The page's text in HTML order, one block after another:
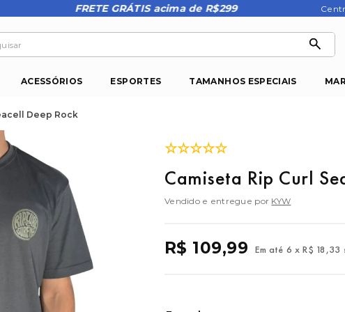
FRETE GRÁTIS acima de R$299
ACESSÓRIOS ESPORTES TAMANHOS ESPECIAIS
Deep Rock
☆☆☆☆☆
Camiseta Rip Curl
Vendido e entregue por KYW
R$ 109,99 Em até 6 x R$ 18 ,33